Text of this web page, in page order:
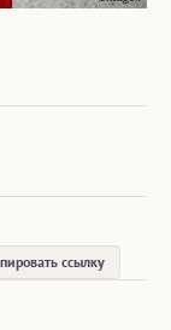
ссылку